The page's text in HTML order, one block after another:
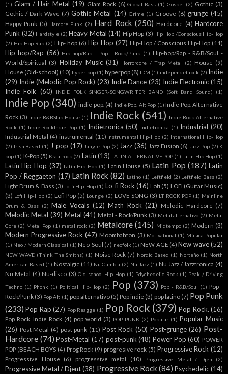
(1) Glam / Hair Metal (19) Glam Rock (6) Global Bass (1) Gospel (2) Gothic (3)
Gothic / Dark Wave (7) Gothic Metal (14) Grime (1) Groove (6) grunge (45)
Happy Punk (5) Harcore Punk (2) Hard Rock (250) Hardcore (4) Hardcore
Punk (32) Hardstyle (2) Heavy Metal (14) Hip Hop (3) Hip Hop /Conscious Hip-Hop
(2) Hip Hop Rap (2) Hip- hop (6) Hip-Hop (27) Hip-Hop / Conscious Hip-Hop (11)
Hip-hop/Rap (56) Hip-hop/Rap - Pop - Rock/Punk (1) Hip-hop/Rap - R&B/Soul -
World/Spiritual (3) Holiday Music (31) Horrorcore / Trap Metal (2) House (9)
House (Old-school) (10) hyper pop (1) hyperpop (8) IDM (1) independet rock (2) Indie
(29) Indie (Melodic Pop Rock) (23) Indie Dance (23) Indie Electronic (15)
Indie Folk (60) INDIE FOLK SINGER-SONGWRITER BAND (Soft Band Sound) (1)
Indie Pop (340) indie pop. (4) Indie Pop. Alt Pop (1) Indie Pop. Alternative
Rock (3) Indie R&BSlap House (1) Indie Rock (541) Indie Rock Alternative
Rock (1) Indie RockIndie Pop (1) Indietronica (50) indietrónica (1) Industrial (20)
Industrial Metal (4) instrumental (11) Instrumental Hip-Hop (2) International Hip-Hop
(2) Irish Based (1) J-pop (17) Jangle Pop (2) Jazz (36) Jazz Fusion (6) Jazz Pop (2) K
pop (1) K-Pop (5) Krautrock (2) Latin (13) LATIN ALTERNATIVE POP (1) Latin Hip Hop (1)
Latin Hip-Hop (37) Latín Hip-Hop (1) Latin House (5) Latin Pop (187) Latin
Pop / Reggaeton (17) Latin Rock (82) Latino (1) Leftfield (2) Leftfield Bass (2)
Light Drum & Bass (3) Lo-fi Hip-Hop (1) Lo-fi Rock (16) Lofi (5) LOFI (Guitar Music)
(3) Lofi Hip-Hop (2) Lofi Pop (5) Lounge (2) LOVE SONG (3) LT ROCK POP (1) Mainline
Drum & Bass (2) Male Vocals (12) Math Rock (21) Melodic Hardcore (7)
Melodic Metal (39) Metal (41) Metal - Rock/Punk (3) Metal alternativo (2) Metal
Core (2) Metal Pop (1) metal rock (2) Metalcore (145) Midtempo (2) Modern (3)
Modern Progressive Rock (47) Moombahton (3) Motivational (1) Música Popular
(1) Neo / Modern Classical (1) Neo-Soul (7) neofolk (1) NEW AGE (4) New wave (52)
NEW WAVE (Think The Smiths) (1) Noise Rock (7) Nordic Based (1) Norteño (1) North
American Based (1) Nostalgic (11) Nu Cumbia (2) Nu Jazz (1) Nu Jazz / Jazztronica (4)
Nu Metal (4) Nu-disco (3) Old-school Hip-Hop (1) Pdychedelic Rock (1) Peak / Driving
Techno (1) Phonk (1) Political Hip-Hop (2) Pop (373) Pop - R&B/Soul (1) Pop -
Rock/Punk (3) Pop Alt (1) pop alternativo (5) Pop indie (3) pop latino (7) Pop Punk
(233) Pop Rap (27) Pop Reagge (1) Pop Rock (379) Pop Rock. (16)
Pop Rock. Indie Rock (4) pop world (3) POP-PUNK (2) Popular (1) Popular Music
(26) Post Metal (4) post punk (11) Post Rock (50) Post-grunge (26) Post-
Hardcore (74) Post-Metal (17) post-punk (48) Power Pop (60) POWER
POP (BEACH BOYS (4) Prog Rock (9) progresive rock (5) Progressive Rock (12)
Progressive House (6) progressive metal (10) Progressive Metal / Djen (2)
Progressive Metal / Djent (38) Progressive Rock (84) Psychedelic(14)